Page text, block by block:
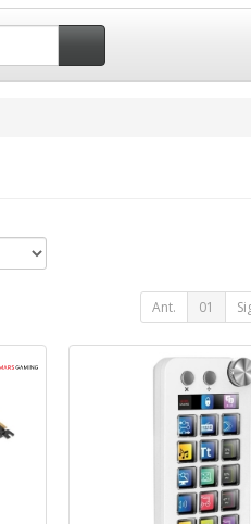
Ant. 01